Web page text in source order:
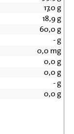
17,0 g
18,9g
60,0 g
-g
0,0 mg
0,0 g
0,0 g
-g
0,0 g